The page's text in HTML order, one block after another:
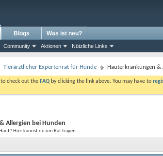
Community Aktionen Nützliche Links
Blogs Was ist neu?
Tierärztlicher Expertenrat für Hunde Hauterkrankungen &
check out the FAQ by clicking the link above. You may have to
Allergien bei Hunden
Hier kannst du um Rat fragen.